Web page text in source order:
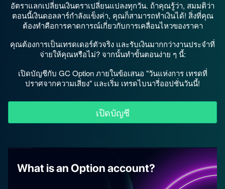
อัตราแลกเปลี่ยนเงินตราเปลี่ยนแปลงทุกวัน. ถ้าคุณรู้ว่า, สมมติว่า
ตอนนี้เงินดอลลาร์กำลังแข็งค่า, คุณก็สามารถทำเงินได้! สิ่งที่คุณ
ต้องทำคือการคาดการณ์เกี่ยวกับการเคลื่อนไหวของราคา
คุณต้องการเป็นเทรดเดอร์ตัวจริง และรับเงินมากกว่างานประจำที่
จ่ายให้คุณหรือไม่? จากนั้นทำขั้นตอนง่าย ๆ นี้:
เปิดบัญชีกับ GC Option ภายในข้อเสนอ "วันแห่งการ เทรดที่
ปราศจากความเสี่ยง" และเริ่ม เทรดไบนารี่ออปชั่นวันนี้!
เปิดบัญชี
What is an Option account?